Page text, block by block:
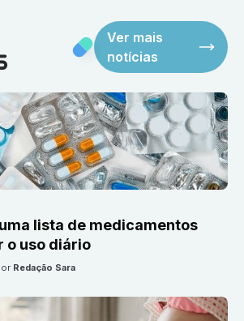
Ver mais
notícias
lista de medicamentos
o uso diário
Redação Sara